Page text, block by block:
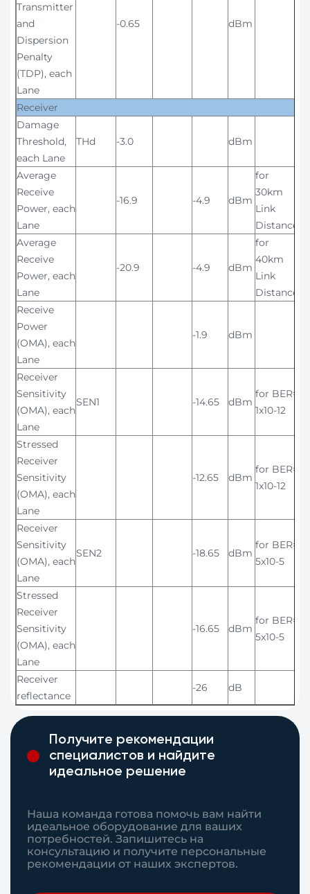
Transmitter
and
Dispersion
Penalty
(TDP), each
Lane
-0.65 dBm
Receiver
Damage
Threshold,
each Lane
THd -3.0 dBm
Average
Receive
Power, each
Lane
-16.9 -4.9 dBm
for
30km
Link
Distance
Average
Receive
Power, each
Lane
-20.9 -4.9 dBm
for
40km
Link
Distance
Receive
Power
(OMA), each
Lane
-1.9 dBm
Receiver
Sensitivity
(OMA), each
Lane
SEN1 -14.65 dBm
for BER=
1x10-12
Stressed
Receiver
Sensitivity
(OMA), each
Lane
-12.65 dBm
for BER=
1x10-12
Receiver
Sensitivity
(OMA), each
Lane
SEN2 -18.65 dBm
for BER=
5x10-5
Stressed
Receiver
Sensitivity
(OMA), each
Lane
-16.65 dBm
for BER=
5x10-5
Receiver
reflectance
-26 dB
Получите рекомендации
специалистов и найдите
идеальное решение
Наша команда готова помочь вам найти
идеальное оборудование для ваших
потребностей. Запишитесь на
консультацию и получите персональные
рекомендации от наших экспертов.